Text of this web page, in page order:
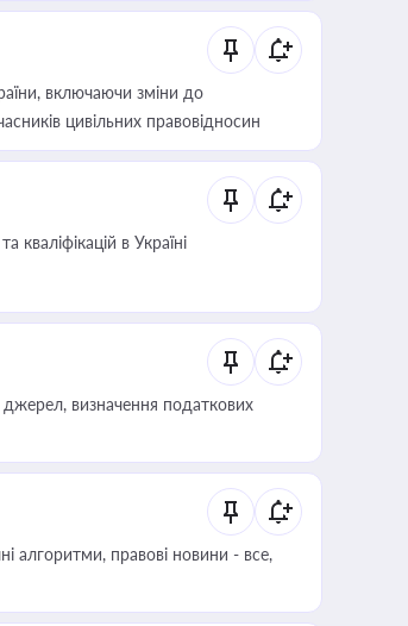
включаючи зміни до
цивільних правовідносин
кваліфікацій в Україні
джерел, визначення податкових
алгоритми, правові новини - все,